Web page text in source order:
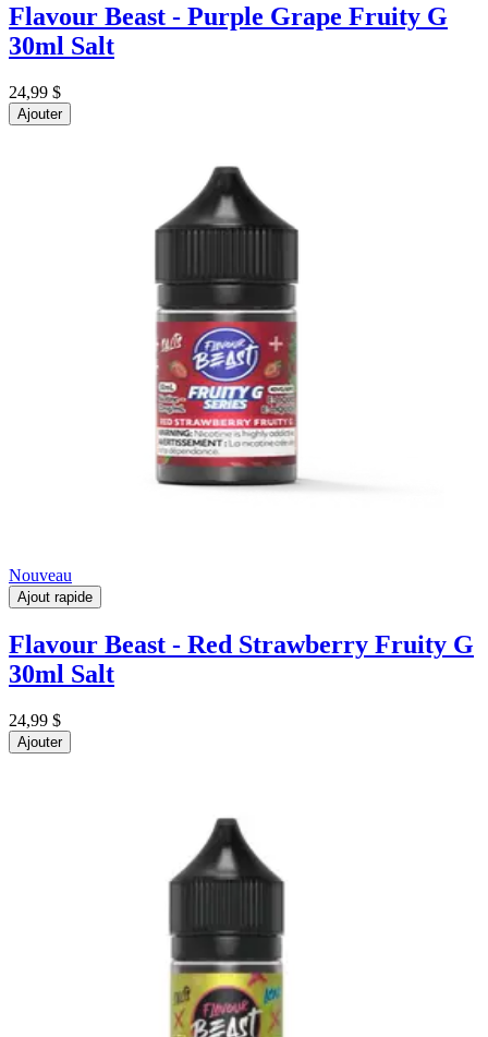
Flavour Beast - Purple Grape Fruity G
30ml Salt
24,99 $
Ajouter
Nouveau
Ajout rapide
Flavour Beast - Red Strawberry Fruity G
30ml Salt
24,99 $
Ajouter